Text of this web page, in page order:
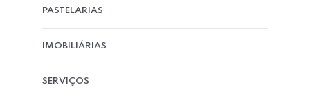
PASTELARIAS
IMOBILIÁRIAS
SERVIÇOS